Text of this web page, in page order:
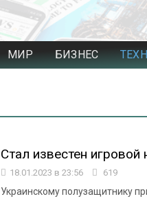
МИР БИЗНЕС
Стал известен
18.01.2023 в 23:56 619
Украинскому полузащитнику